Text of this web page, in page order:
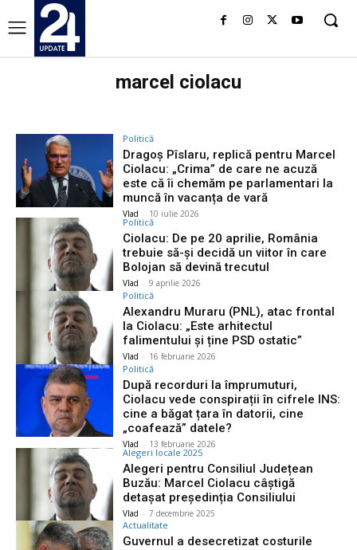
marcel ciolacu
Politică
Dragoș Pîslaru, replică pentru Marcel
Ciolacu: „Crima” de care ne acuză
este că îi chemăm pe parlamentari la
muncă în vacanța de vară
Vlad - 10 iulie 2026
Politică
Ciolacu: De pe 20 aprilie, România
trebuie să-şi decidă un viitor în care
Bolojan să devină trecutul
Vlad - 9 aprilie 2026
Politică
Alexandru Muraru (PNL), atac frontal
la Ciolacu: „Este arhitectul
falimentului și ține PSD ostatic”
Vlad - 16 februarie 2026
Politică
După recorduri la împrumuturi,
Ciolacu vede conspirații în cifrele INS:
cine a băgat țara în datorii, cine
„coafează” datele?
Vlad - 13 februarie 2026
Alegeri locale 2025
Alegeri pentru Consiliul Județean
Buzău: Marcel Ciolacu câștigă
detașat președinția Consiliului
Vlad - 7 decembrie 2025
Actualitate
Guvernul a desecretizat costurile